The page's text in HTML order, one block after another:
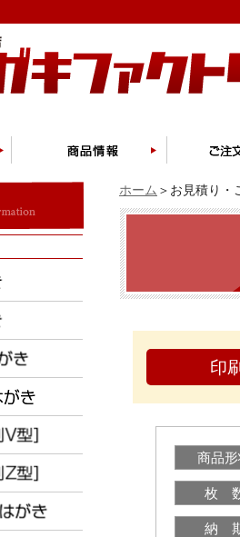
ホーム ＞お見積り・
印
商品
枚
納